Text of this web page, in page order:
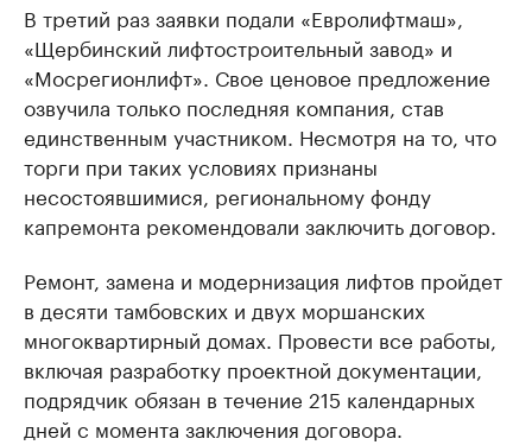
В третий раз заявки подали «Евролифтмаш»,
«Щербинский лифтостроительный завод» и
«Мосрегионлифт». Свое ценовое предложение
озвучила только последняя компания, став
единственным участником. Несмотря на то, что
торги при таких условиях признаны
несостоявшимися, региональному фонду
капремонта рекомендовали заключить договор.
Ремонт, замена и модернизация лифтов пройдет
в десяти тамбовских и двух моршанских
многоквартирный домах. Провести все работы,
включая разработку проектной документации,
подрядчик обязан в течение 215 календарных
дней с момента заключения договора.